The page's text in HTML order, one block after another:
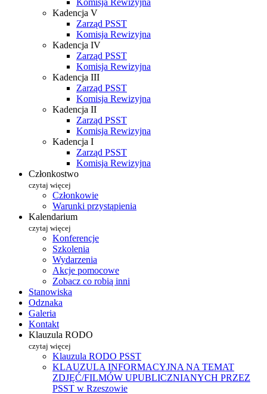
Komisja Rewizyjna
Kadencja V
Zarząd PSST
Komisja Rewizyjna
Kadencja IV
Zarząd PSST
Komisja Rewizyjna
Kadencja III
Zarząd PSST
Komisja Rewizyjna
Kadencja II
Zarząd PSST
Komisja Rewizyjna
Kadencja I
Zarząd PSST
Komisja Rewizyjna
Członkostwo
czytaj więcej
Członkowie
Warunki przystąpienia
Kalendarium
czytaj więcej
Konferencje
Szkolenia
Wydarzenia
Akcje pomocowe
Zobacz co robią inni
Stanowiska
Odznaka
Galeria
Kontakt
Klauzula RODO
czytaj więcej
Klauzula RODO PSST
KLAUZULA INFORMACYJNA NA TEMAT
ZDJĘĆ/FILMÓW UPUBLICZNIANYCH PRZEZ
PSST w Rzeszowie